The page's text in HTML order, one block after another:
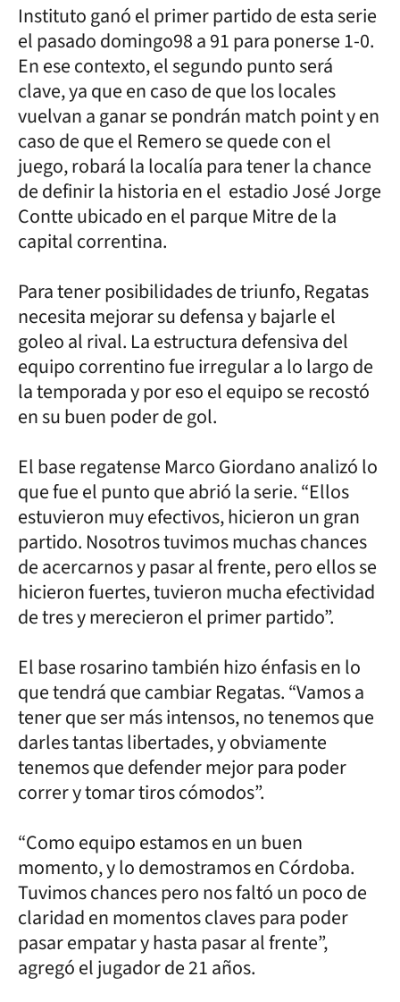
Instituto ganó el primer partido de esta serie
el pasado domingo98 a 91 para ponerse 1-0.
En ese contexto, el segundo punto será
clave, ya que en caso de que los locales
vuelvan a ganar se pondrán match point y en
caso de que el Remero se quede con el
juego, robará la localía para tener la chance
de definir la historia en el estadio José Jorge
Contte ubicado en el parque Mitre de la
capital correntina.
Para tener posibilidades de triunfo, Regatas
necesita mejorar su defensa y bajarle el
goleo al rival. La estructura defensiva del
equipo correntino fue irregular a lo largo de
la temporada y por eso el equipo se recostó
en su buen poder de gol.
El base regatense Marco Giordano analizó lo
que fue el punto que abrió la serie. “Ellos
estuvieron muy efectivos, hicieron un gran
partido. Nosotros tuvimos muchas chances
de acercarnos y pasar al frente, pero ellos se
hicieron fuertes, tuvieron mucha efectividad
de tres y merecieron el primer partido”.
El base rosarino también hizo énfasis en lo
que tendrá que cambiar Regatas. “Vamos a
tener que ser más intensos, no tenemos que
darles tantas libertades, y obviamente
tenemos que defender mejor para poder
correr y tomar tiros cómodos”.
“Como equipo estamos en un buen
momento, y lo demostramos en Córdoba.
Tuvimos chances pero nos faltó un poco de
claridad en momentos claves para poder
pasar empatar y hasta pasar al frente”,
agregó el jugador de 21 años.